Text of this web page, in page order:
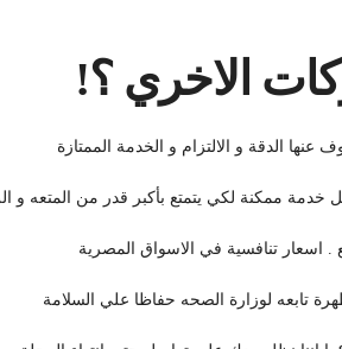
الاخري ؟!
ممكنة لكي يتمتع بأكبر قدر من المتعه و
تنافسية في الاسواق المصرية
تابعه لوزارة الصحه حفاظا علي السلامة